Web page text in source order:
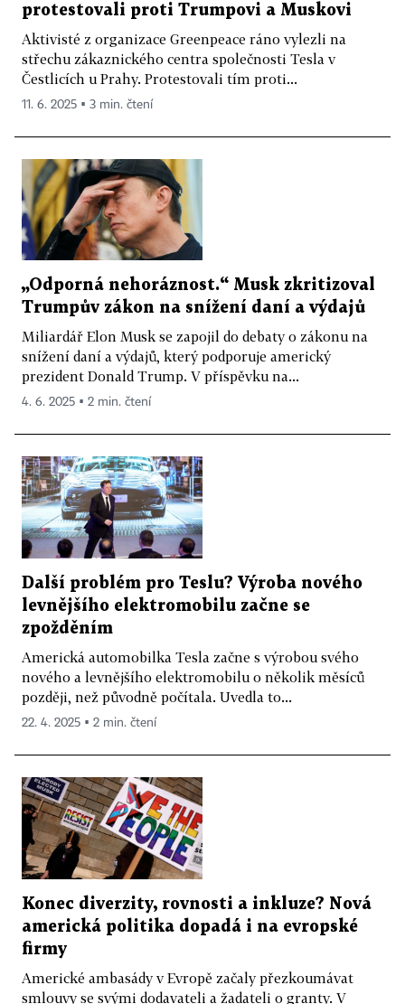
protestovali proti Trumpovi a Muskovi
Aktivisté z organizace Greenpeace ráno vylezli na
střechu zákaznického centra společnosti Tesla v
Čestlicích u Prahy. Protestovali tím proti...
11. 6. 2025 ▪ 3 min. čtení
„Odporná nehoráznost.“ Musk zkritizoval
Trumpův zákon na snížení daní a výdajů
Miliardář Elon Musk se zapojil do debaty o zákonu na
snížení daní a výdajů, který podporuje americký
prezident Donald Trump. V příspěvku na...
4. 6. 2025 ▪ 2 min. čtení
Další problém pro Teslu? Výroba nového
levnějšího elektromobilu začne se
zpožděním
Americká automobilka Tesla začne s výrobou svého
nového a levnějšího elektromobilu o několik měsíců
později, než původně počítala. Uvedla to...
22. 4. 2025 ▪ 2 min. čtení
Konec diverzity, rovnosti a inkluze? Nová
americká politika dopadá i na evropské
firmy
Americké ambasády v Evropě začaly přezkoumávat
smlouvy se svými dodavateli a žadateli o granty. V